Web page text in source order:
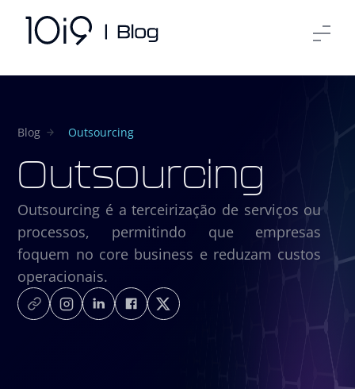
Blog Outsourcing
Outsourcing
Outsourcing é a terceirização de serviços ou
processos, permitindo que empresas
foquem no core business e reduzam custos
operacionais.